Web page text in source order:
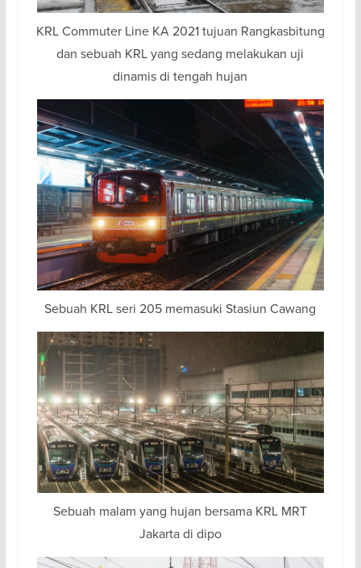
KRL Commuter Line KA 2021 tujuan Rangkasbitung
dan sebuah KRL yang sedang melakukan uji
dinamis di tengah hujan
Sebuah KRL seri 205 memasuki Stasiun Cawang
Sebuah malam yang hujan bersama KRL MRT
Jakarta di dipo